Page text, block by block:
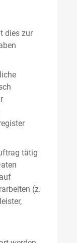
dies zur
tätig
(z.